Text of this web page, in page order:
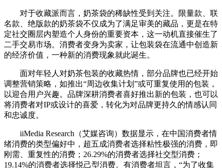
对于收藏派而言，奶茶袋的稀缺性受到关注。限量款、联
名款、绝版款的奶茶袋不仅成为了满足审美的藏品，更是在特
定社交圈层内塑造个人身份的重要资本，这一动机直接催生了
二手交易市场。消费者变身为卖家，让包装袋在流通中创造新
的经济价值，一种新的消费现象就此诞生。
面对年轻人对奶茶包装的收藏热情，部分品牌也已经开始
调整营销策略，如推出“周边收集计划”或可重复使用的包装，
以迎合用户兴趣。品牌深耕消费者喜好推出新的包装，也可以
将消费者对IP或设计的喜爱，转化为对品牌更持久的情感认同
和忠诚度。
iiMedia Research（艾媒咨询）数据显示，在中国消费者情
绪消费的类型偏好中，超五成消费者选择粘性极强的消费，即
刚需、重复性的消费；26.29%的消费者选择社交型消费；
19.14%的消费者选择悦己型消费。有消费者坦言，“为了收集